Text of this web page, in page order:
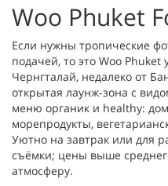
Woo Phuket
Если нужны тропические
подачей, то это Woo Phuket
Чернгталай, недалеко от
открытая лаунж‑зона с
меню органик и healthy:
морепродукты,
Уютно на завтрак или для
съёмки; цены выше
атмосферу.